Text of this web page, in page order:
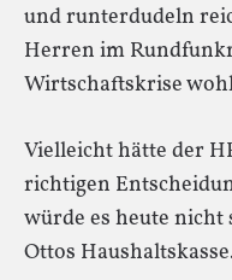
und runterdudeln
Herren im
Wirtschaftskrise
Vielleicht hätte der
richtigen
würde es heute nicht
Ottos